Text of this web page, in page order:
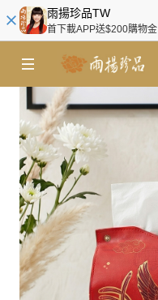
雨揚珍品TW
首下載APP送$200購物金